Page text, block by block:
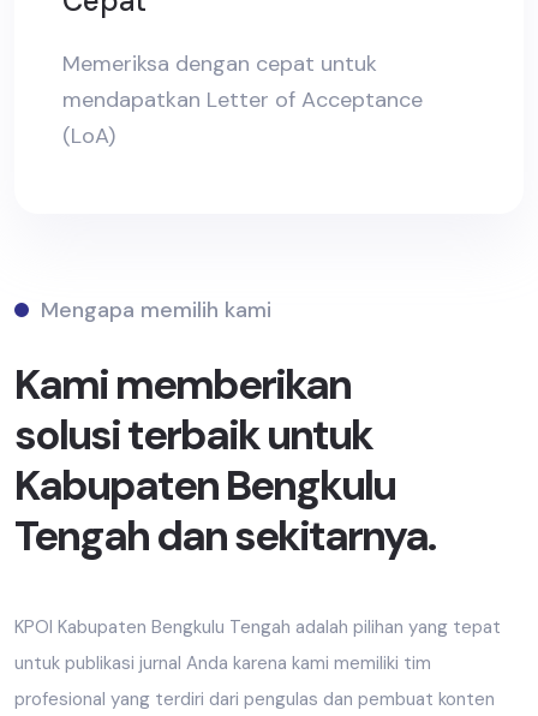
Memeriksa dengan cepat untuk
mendapatkan Letter of Acceptance
(LoA)
Mengapa memilih kami
Kami memberikan
solusi terbaik untuk
Kabupaten Bengkulu
Tengah dan sekitarnya.
KPOI Kabupaten Bengkulu Tengah adalah pilihan yang tepat
untuk publikasi jurnal Anda karena kami memiliki tim
profesional yang terdiri dari pengulas dan pembuat konten